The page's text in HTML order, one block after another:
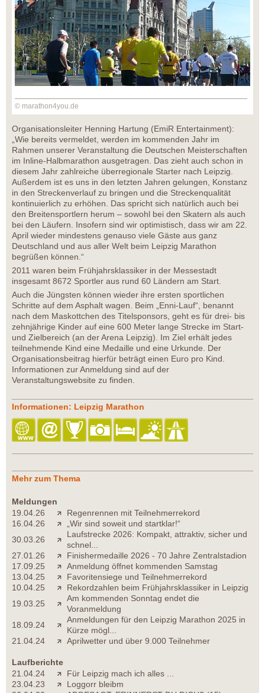
© marathon4you.de
Organisationsleiter Henning Hartung (EmiR Entertainment):
„Wie bereits vermeldet, werden im kommenden Jahr im
Rahmen unserer Veranstaltung die Deutschen Meisterschaften
im Inline-Halbmarathon ausgetragen. Das zieht auch schon in
diesem Jahr zahlreiche überregionale Starter nach Leipzig.
Außerdem ist es uns in den letzten Jahren gelungen, Konstanz
in den Streckenverlauf zu bringen und die Streckenqualität
kontinuierlich zu erhöhen. Das spricht sich natürlich auch bei
den Breitensportlern herum – sowohl bei den Skatern als auch
bei den Läufern. Insofern sind wir optimistisch, dass wir am 22.
April wieder mindestens genauso viele Gäste aus ganz
Deutschland und aus aller Welt beim Leipzig Marathon
begrüßen können.“
2011 waren beim Frühjahrsklassiker in der Messestadt
insgesamt 8672 Sportler aus rund 60 Ländern am Start.
Auch die Jüngsten können wieder ihre ersten sportlichen
Schritte auf dem Asphalt wagen. Beim „Enni-Lauf“, benannt
nach dem Maskottchen des Titelsponsors, geht es für drei- bis
zehnjährige Kinder auf eine 600 Meter lange Strecke im Start-
und Zielbereich (an der Arena Leipzig). Im Ziel erhält jedes
teilnehmende Kind eine Medaille und eine Urkunde. Der
Organisationsbeitrag hierfür beträgt einen Euro pro Kind.
Informationen zur Anmeldung sind auf der
Veranstaltungswebsite zu finden.
Informationen: Leipzig Marathon
Mehr zum Thema
Meldungen
19.04.26
Regenrennen mit Teilnehmerrekord
16.04.26
„Wir sind soweit und startklar!“
30.03.26
Laufstrecke 2026: Kompakt, attraktiv, sicher und
schnel...
27.01.26
Finishermedaille 2026 - 70 Jahre Zentralstadion
17.09.25
Anmeldung öffnet kommenden Samstag
13.04.25
Favoritensiege und Teilnehmerrekord
10.04.25
Rekordzahlen beim Frühjahrsklassiker in Leipzig
19.03.25
Am kommenden Sonntag endet die
Voranmeldung
18.09.24
Anmeldungen für den Leipzig Marathon 2025 in
Kürze mögl...
21.04.24
Aprilwetter und über 9.000 Teilnehmer
Laufberichte
21.04.24
Für Leipzig mach ich alles ...
23.04.23
Loggorr bleibm